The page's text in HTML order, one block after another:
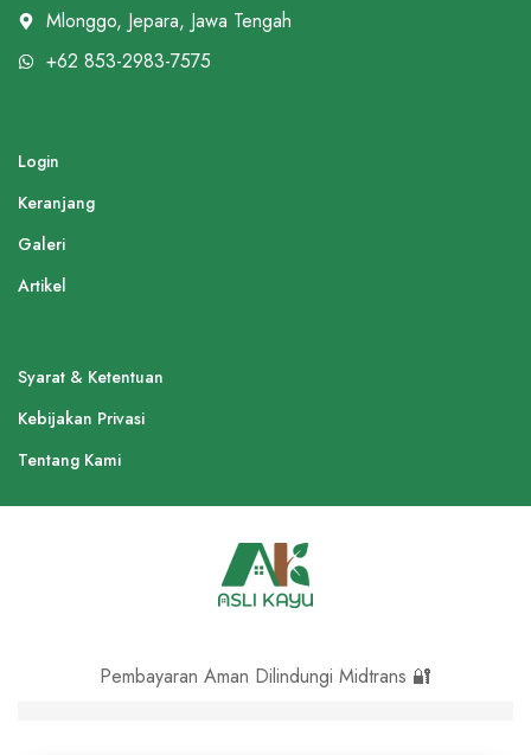
Mlonggo, Jepara, Jawa Tengah
+62 853-2983-7575
Login
Keranjang
Galeri
Artikel
Syarat & Ketentuan
Kebijakan Privasi
Tentang Kami
Pembayaran Aman Dilindungi Midtrans 🔐